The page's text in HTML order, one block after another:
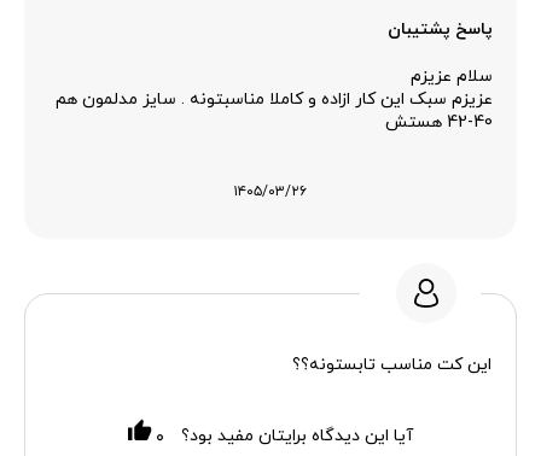
پاسخ پشتیبان
سلام عزیزم
عزیزم سبک این کار ازاده و کاملا مناسبتونه . سایز مدلمون هم
40-42 هستش
۱۴۰۵/۰۳/۲۶
این کت مناسب تابستونه؟؟
آیا این دیدگاه برایتان مفید بود؟ ۰